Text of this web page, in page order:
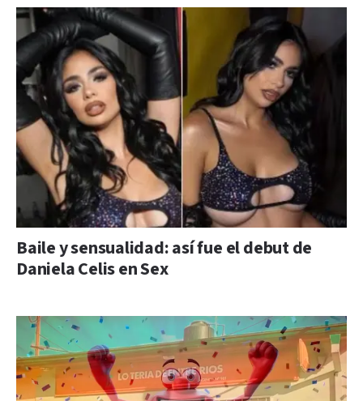
Baile y sensualidad: así fue el debut de
Daniela Celis en Sex